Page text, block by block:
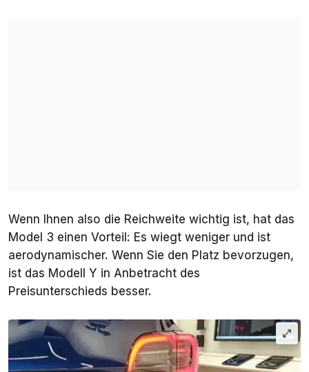
Wenn Ihnen also die Reichweite wichtig ist, hat das
Model 3 einen Vorteil: Es wiegt weniger und ist
aerodynamischer. Wenn Sie den Platz bevorzugen,
ist das Modell Y in Anbetracht des
Preisunterschieds besser.